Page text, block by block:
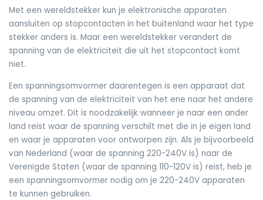
Met een wereldstekker kun je elektronische apparaten
aansluiten op stopcontacten in het buitenland waar het type
stekker anders is. Maar een wereldstekker verandert de
spanning van de elektriciteit die uit het stopcontact komt
niet.
Een spanningsomvormer daarentegen is een apparaat dat
de spanning van de elektriciteit van het ene naar het andere
niveau omzet. Dit is noodzakelijk wanneer je naar een ander
land reist waar de spanning verschilt met die in je eigen land
en waar je apparaten voor ontworpen zijn. Als je bijvoorbeeld
van Nederland (waar de spanning 220-240V is) naar de
Verenigde Staten (waar de spanning 110-120V is) reist, heb je
een spanningsomvormer nodig om je 220-240V apparaten
te kunnen gebruiken.